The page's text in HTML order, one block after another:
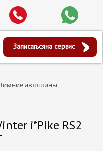
Записатьсяна сервис
автошины
i*Pike RS2